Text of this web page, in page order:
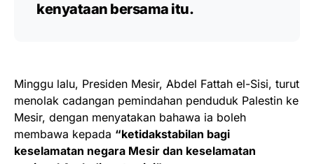
kenyataan bersama itu.
Minggu lalu, Presiden Mesir, Abdel Fattah el-Sisi, turut
menolak cadangan pemindahan penduduk Palestin ke
Mesir, dengan menyatakan bahawa ia boleh
membawa kepada “ketidakstabilan bagi
keselamatan negara Mesir dan keselamatan